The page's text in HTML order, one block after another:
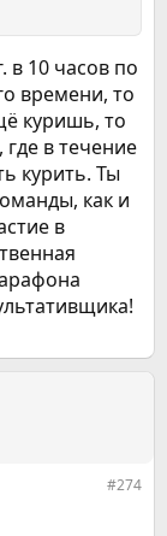
в 10 часов по
времени, то
куришь, то
в течение
курить. Ты
как и
в
#274